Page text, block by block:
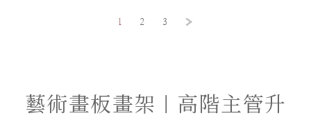
1 2 3 »
藝術畫板畫架｜高階主管升